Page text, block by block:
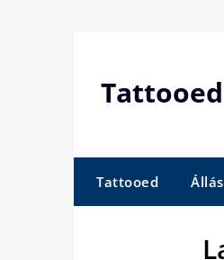
Tattooed
Tattooed Állás